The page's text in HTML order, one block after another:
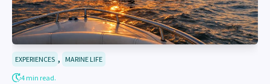
EXPERIENCES , MARINE LIFE
4 min read.